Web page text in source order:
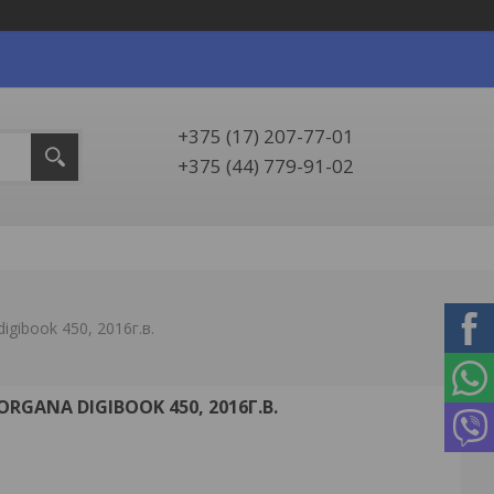
+375 (17) 207-77-01
+375 (44) 779-91-02
450, 2016г.в.
DIGIBOOK 450, 2016Г.В.